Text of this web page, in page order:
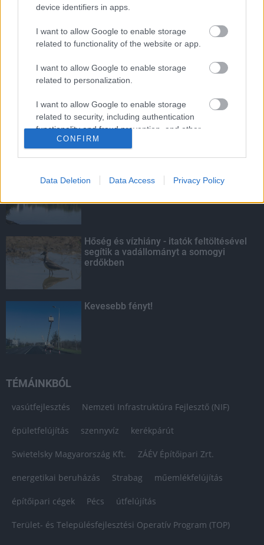
device identifiers in apps.
I want to allow Google to enable storage
related to functionality of the website or app.
I want to allow Google to enable storage
related to personalization.
I want to allow Google to enable storage
related to security, including authentication
functionality and fraud prevention, and other
user protection.
CONFIRM
Data Deletion Data Access Privacy Policy
MotoGP - Ismét hazánk látja vendégül a
Ikonikus nosztalgiahajókkal
barangolhatja be a Balatont
Megérkezett az eső a Duna
vízgyűjtőjére
Hőség és vízhiány - itatók feltöltésével
segítik a vadállományt a somogyi
erdőkben
Kevesebb fényt!
TÉMÁINKBÓL
vasútfejlesztés Nemzeti Infrastruktúra Fejlesztő (NIF)
épületfelújítás szennyvíz kerékpárút
Swietelsky Magyarország Kft. ZÁÉV Építőipari Zrt.
energetikai beruházás Strabag műemlékfelújítás
építőipari cégek Pécs útfelújítás
Terület- és Településfejlesztési Operatív Program (TOP)